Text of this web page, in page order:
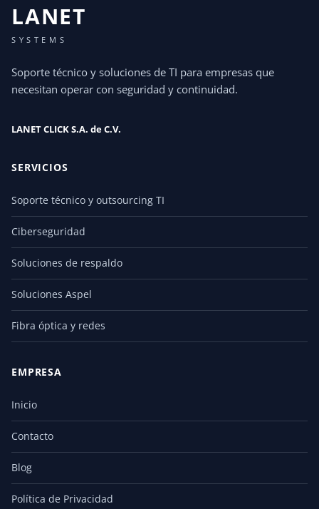
LANET
SYSTEMS
Soporte técnico y soluciones de TI para empresas que
necesitan operar con seguridad y continuidad.
LANET CLICK S.A. de C.V.
SERVICIOS
Soporte técnico y outsourcing TI
Ciberseguridad
Soluciones de respaldo
Soluciones Aspel
Fibra óptica y redes
EMPRESA
Inicio
Contacto
Blog
Política de Privacidad